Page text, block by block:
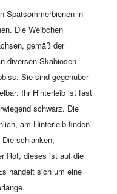
Spätsommerbienen in
Die Weibchen
gemäß der
diversen Skabiosen-
Sie sind gegenüber
Ihr Hinterleib ist fast
schwarz. Die
am Hinterleib finden
schlanken,
Rot, dieses ist auf die
handelt sich um eine